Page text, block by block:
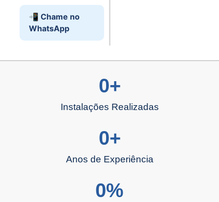
📲 Chame no
WhatsApp
Instalações Realizadas
0+
Anos de Experiência
0+
0%